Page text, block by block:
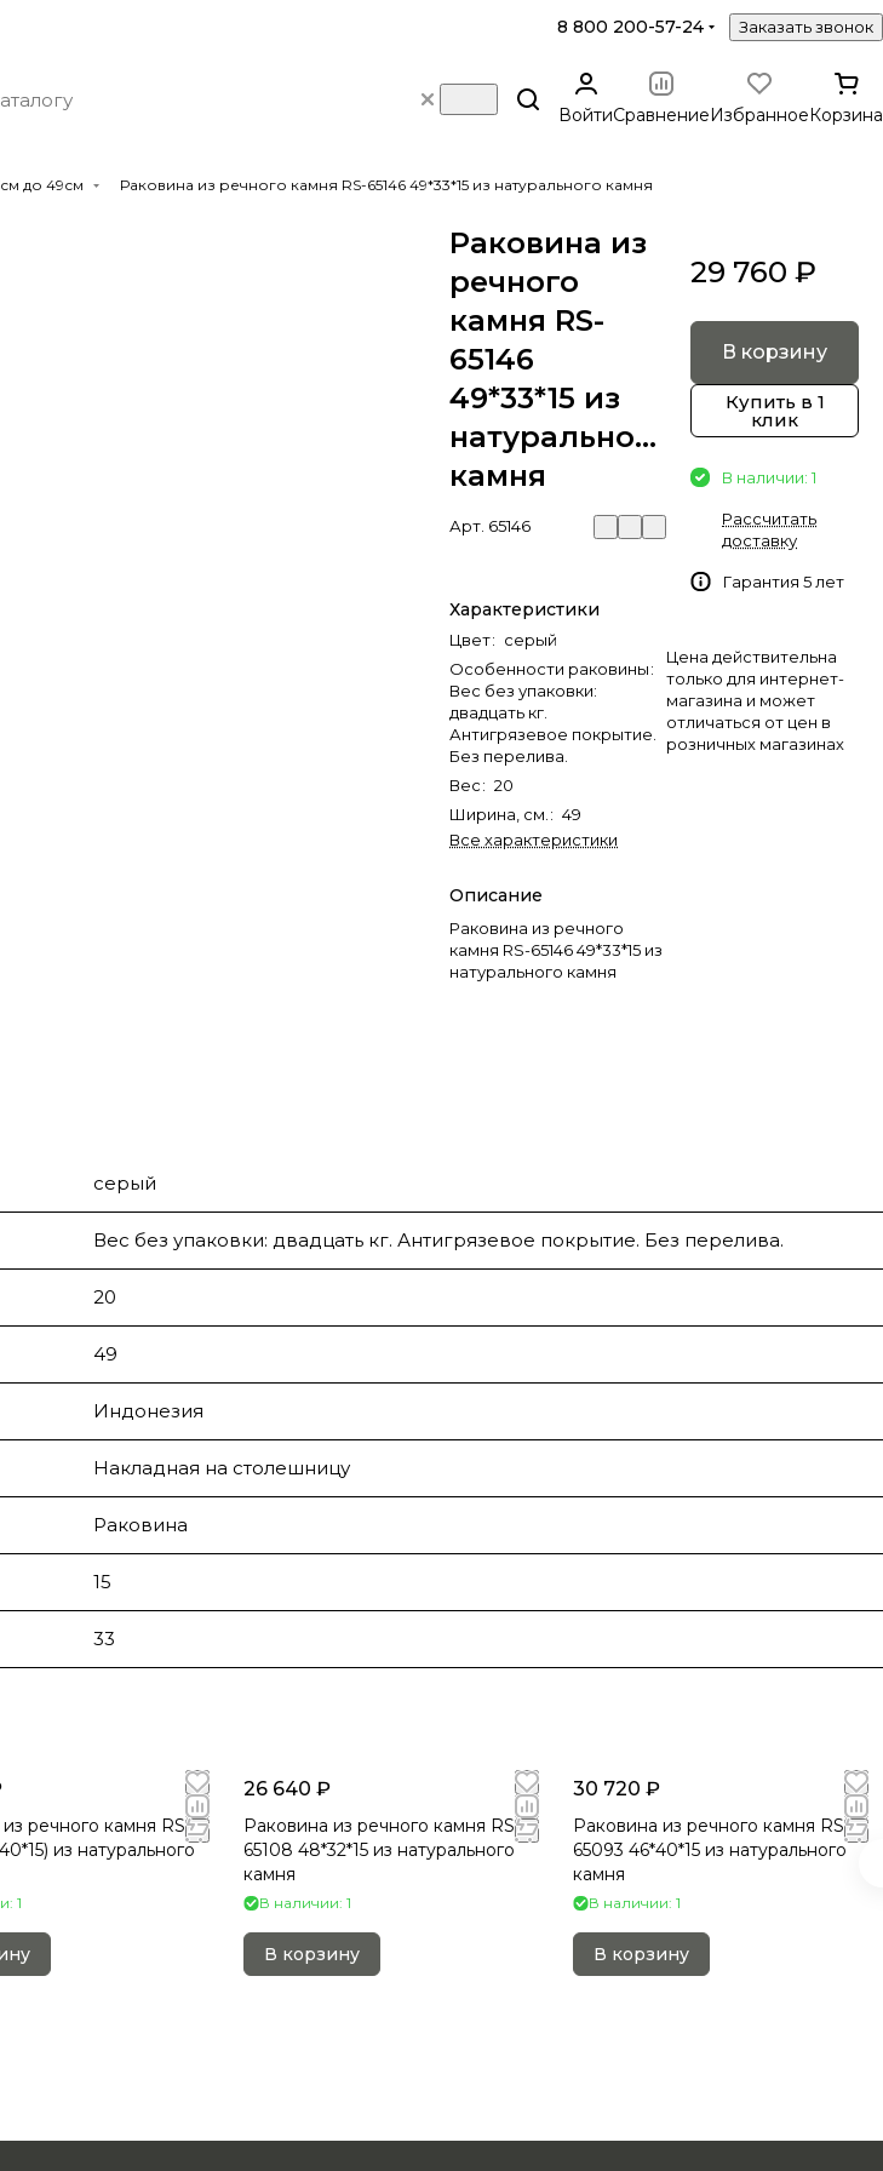
8 800 200-57-24 Заказать звонок
ВойтиСравнениеИзбранноеКорзина
до 49см Раковина из речного камня RS-65146 49*33*15 из натурального камня
Раковина из
речного
камня RS-
65146
49*33*15 из
натурального
камня
Арт. 65146
Характеристики
Цвет: серый
Особенности раковины:
Вес без упаковки:
двадцать кг.
Антигрязевое покрытие.
Без перелива.
Вес: 20
Ширина, см. : 49
Все характеристики
Описание
Раковина из речного
камня RS-65146 49*33*15 из
натурального камня
29 760 ₽
В корзину
Купить в 1
клик
В наличии: 1
Рассчитать
доставку
Гарантия 5 лет
Цена действительна
только для интернет-
магазина и может
отличаться от цен в
розничных магазинах
серый
Вес без упаковки: двадцать кг. Антигрязевое покрытие. Без перелива.
20
49
Индонезия
Накладная на столешницу
Раковина
15
33
речного камня RS-
из натурального
1
26 640 ₽
Раковина из речного камня RS-
65108 48*32*15 из натурального
камня
В наличии: 1
В корзину
30 720 ₽
Раковина из речного камня RS-
65093 46*40*15 из натурального
камня
В наличии: 1
В корзину